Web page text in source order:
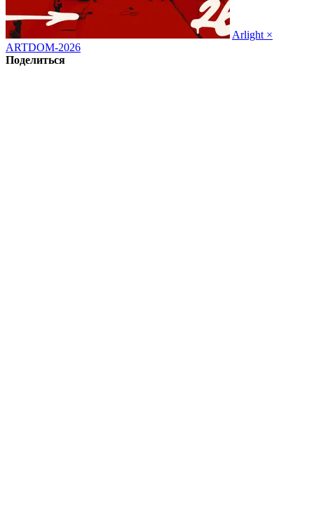
Arlight ×
ARTDOM-2026
Поделиться